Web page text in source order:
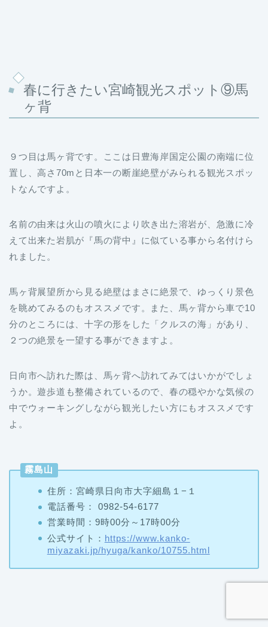
春に行きたい宮崎観光スポット⑨馬
ヶ背
９つ目は馬ヶ背です。ここは日豊海岸国定公園の南端に位
置し、高さ70mと日本一の断崖絶壁がみられる観光スポッ
トなんですよ。
名前の由来は火山の噴火により吹き出た溶岩が、急激に冷
えて出来た岩肌が『馬の背中』に似ている事から名付けら
れました。
馬ヶ背展望所から見る絶壁はまさに絶景で、ゆっくり景色
を眺めてみるのもオススメです。また、馬ヶ背から車で10
分のところには、十字の形をした「クルスの海」があり、
２つの絶景を一望する事ができますよ。
日向市へ訪れた際は、馬ヶ背へ訪れてみてはいかがでしょ
うか。遊歩道も整備されているので、春の穏やかな気候の
中でウォーキングしながら観光したい方にもオススメです
よ。
霧島山
住所：宮崎県日向市大字細島１−１
電話番号： 0982-54-6177
営業時間：9時00分～17時00分
公式サイト： https://www.kanko-
miyazaki.jp/hyuga/kanko/10755.html